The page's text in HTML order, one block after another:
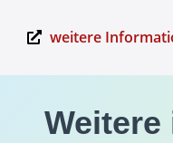
weitere
Weitere